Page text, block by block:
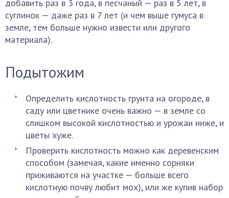
добавить раз в 3 года, в песчаный — раз в 5 лет, в
суглинок — даже раз в 7 лет (и чем выше гумуса в
земле, тем больше нужно извести или другого
материала).
Подытожим
Определить кислотность грунта на огороде, в
саду или цветнике очень важно — в земле со
слишком высокой кислотностью и урожаи ниже, и
цветы хуже.
Проверить кислотность можно как деревенским
способом (замечая, какие именно сорняки
приживаются на участке — больше всего
кислотную почву любит мох), или же купив набор